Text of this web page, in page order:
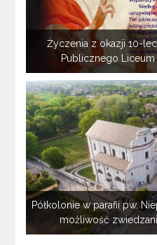
Życzenia z okazji 10-
Publicznego
Półkolonie w parafii pw.
możliwość